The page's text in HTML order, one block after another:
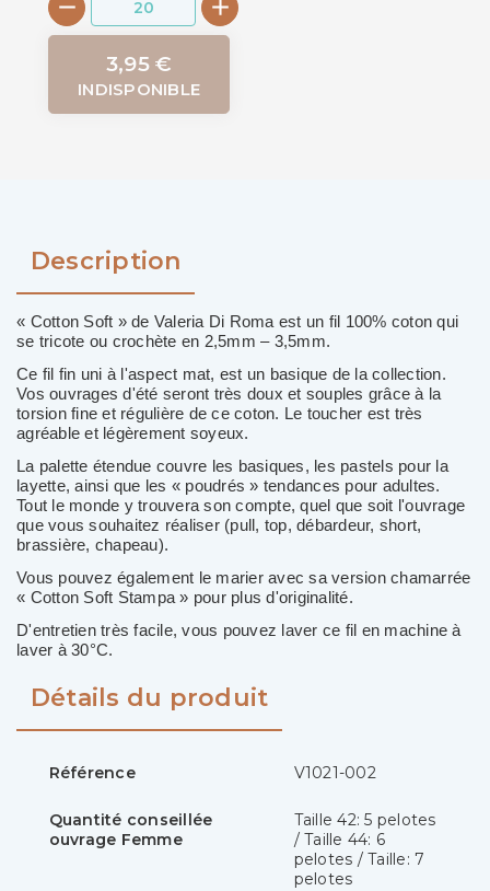
3,95 €
INDISPONIBLE
Description
« Cotton Soft » de Valeria Di Roma est un fil 100% coton qui
se tricote ou crochète en 2,5mm – 3,5mm.
Ce fil fin uni à l'aspect mat, est un basique de la collection.
Vos ouvrages d'été seront très doux et souples grâce à la
torsion fine et régulière de ce coton. Le toucher est très
agréable et légèrement soyeux.
La palette étendue couvre les basiques, les pastels pour la
layette, ainsi que les « poudrés » tendances pour adultes.
Tout le monde y trouvera son compte, quel que soit l'ouvrage
que vous souhaitez réaliser (pull, top, débardeur, short,
brassière, chapeau).
Vous pouvez également le marier avec sa version chamarrée
« Cotton Soft Stampa » pour plus d'originalité.
D'entretien très facile, vous pouvez laver ce fil en machine à
laver à 30°C.
Détails du produit
Référence V1021-002
Quantité conseillée
ouvrage Femme
Taille 42: 5 pelotes
/ Taille 44: 6
pelotes / Taille: 7
pelotes